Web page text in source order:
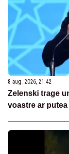
8 aug. 2026, 21:42
Zelenski trage
voastre ar putea